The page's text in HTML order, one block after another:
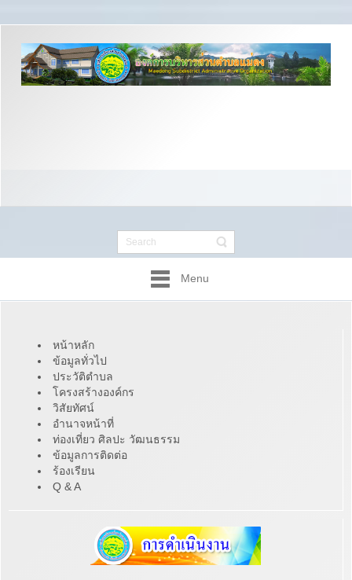
Menu
หน้าหลัก
ข้อมูลทั่วไป
ประวัติตำบล
โครงสร้างองค์กร
วิสัยทัศน์
อำนาจหน้าที่
ท่องเที่ยว ศิลปะ วัฒนธรรม
ข้อมูลการติดต่อ
ร้องเรียน
Q & A